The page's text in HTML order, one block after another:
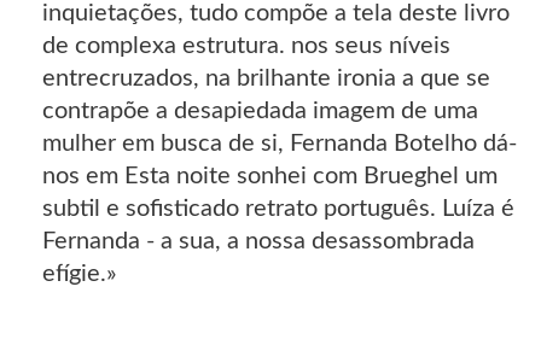
inquietações, tudo compõe a tela deste livro
de complexa estrutura. nos seus níveis
entrecruzados, na brilhante ironia a que se
contrapõe a desapiedada imagem de uma
mulher em busca de si, Fernanda Botelho dá-
nos em Esta noite sonhei com Brueghel um
subtil e sofisticado retrato português. Luíza é
Fernanda - a sua, a nossa desassombrada
efígie.»